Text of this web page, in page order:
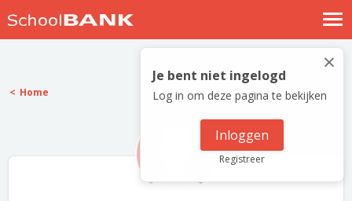
Nostalgische verhalen
Log in
Meld je gratis aan
×
Je bent niet ingelogd
Log in om deze pagina te bekijken
Inloggen
Registreer
Home